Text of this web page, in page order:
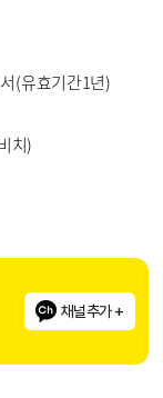
(유효기간1년)
치)
채널추가 +